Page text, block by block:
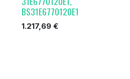
BS31E6770120E1
1.217,69€